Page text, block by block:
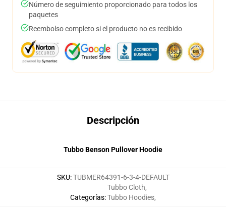
Número de seguimiento proporcionado para todos los
paquetes
Reembolso completo si el producto no es recibido
Descripción
Tubbo Benson Pullover Hoodie
SKU:TUBMER64391-6-3-4-DEFAULT
Categorías:
Tubbo Cloth,
Tubbo Hoodies,